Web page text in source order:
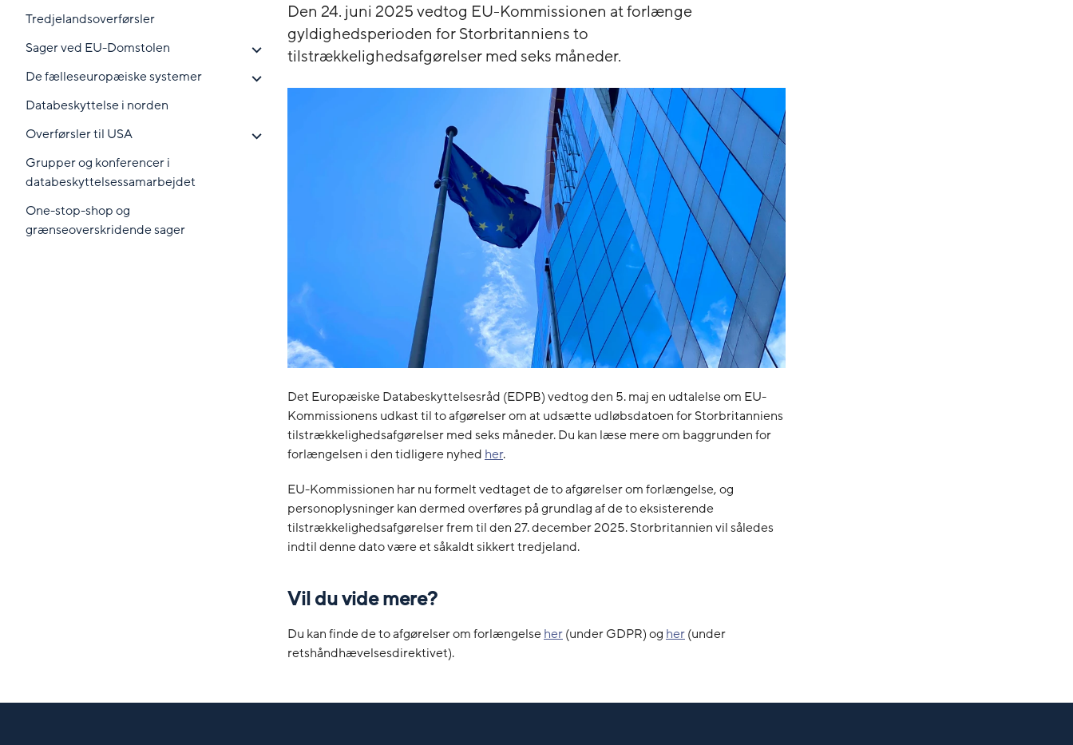
Tredjelandsoverførsler
Sager ved EU-Domstolen
De fælleseuropæiske systemer
Databeskyttelse i norden
Overførsler til USA
Grupper og konferencer i
databeskyttelsessamarbejdet
One-stop-shop og
grænseoverskridende sager
Den 24. juni 2025 vedtog EU-Kommissionen at forlænge
gyldighedsperioden for Storbritanniens to
tilstrækkelighedsafgørelser med seks måneder.
Det Europæiske Databeskyttelsesråd (EDPB) vedtog den 5. maj en udtalelse om EU-
Kommissionens udkast til to afgørelser om at udsætte udløbsdatoen for Storbritanniens
tilstrækkelighedsafgørelser med seks måneder. Du kan læse mere om baggrunden for
forlængelsen i den tidligere nyhed her.
EU-Kommissionen har nu formelt vedtaget de to afgørelser om forlængelse, og
personoplysninger kan dermed overføres på grundlag af de to eksisterende
tilstrækkelighedsafgørelser frem til den 27. december 2025. Storbritannien vil således
indtil denne dato være et såkaldt sikkert tredjeland.
Vil du vide mere?
Du kan finde de to afgørelser om forlængelseher(under GDPR) og her(under
retshåndhævelsesdirektivet).